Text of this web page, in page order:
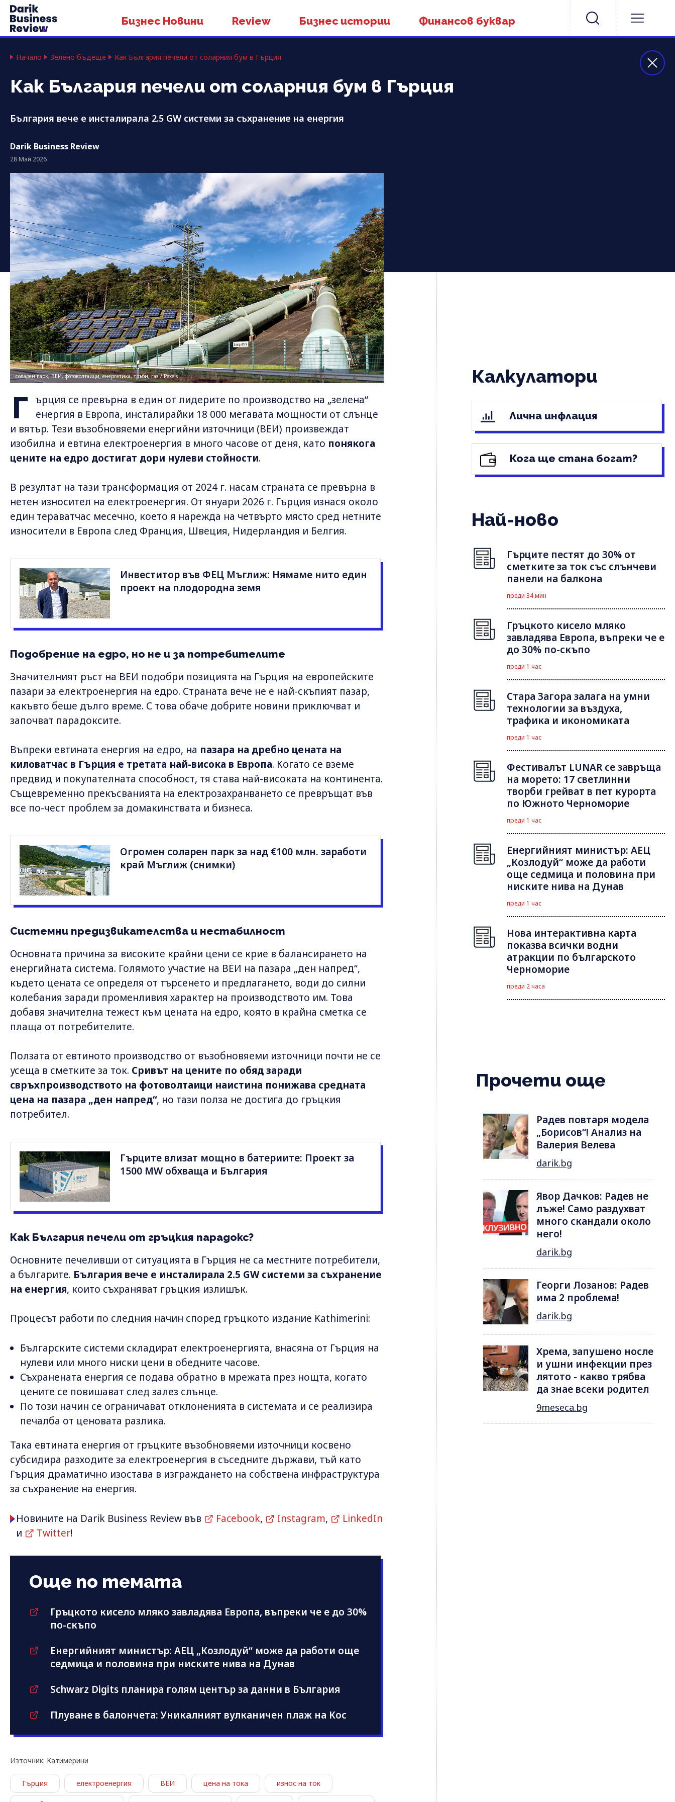
Бизнес Новини Review Бизнес истории Финансов буквар
Начало Зелено бъдеще Как България печели от соларния бум в Гърция
Как България печели от соларния бум в Гърция
България вече е инсталирала 2.5 GW системи за съхранение на енергия
Darik Business Review
28 Май 2026
соларен парк, ВЕИ, фотоволтаици, енергетика, тръби, газ / Pexels
Г
ърция се превърна в един от лидерите по производство на „зелена“
енергия в Европа, инсталирайки 18 000 мегавата мощности от слънце
и вятър. Тези възобновяеми енергийни източници (ВЕИ) произвеждат
изобилна и евтина електроенергия в много часове от деня, като понякога
цените на едро достигат дори нулеви стойности.
В резултат на тази трансформация от 2024 г. насам страната се превърна в
нетен износител на електроенергия. От януари 2026 г. Гърция изнася около
един тераватчас месечно, което я нарежда на четвърто място сред нетните
износители в Европа след Франция, Швеция, Нидерландия и Белгия.
Инвеститор във ФЕЦ Мъглиж: Нямаме нито един
проект на плодородна земя
Подобрение на едро, но не и за потребителите
Значителният ръст на ВЕИ подобри позицията на Гърция на европейските
пазари за електроенергия на едро. Страната вече не е най-скъпият пазар,
какъвто беше дълго време. С това обаче добрите новини приключват и
започват парадоксите.
Въпреки евтината енергия на едро, на пазара на дребно цената на
киловатчас в Гърция е третата най-висока в Европа. Когато се вземе
предвид и покупателната способност, тя става най-високата на континента.
Същевременно прекъсванията на електрозахранването се превръщат във
все по-чест проблем за домакинствата и бизнеса.
Огромен соларен парк за над €100 млн. заработи
край Мъглиж (снимки)
Системни предизвикателства и нестабилност
Основната причина за високите крайни цени се крие в балансирането на
енергийната система. Голямото участие на ВЕИ на пазара „ден напред“,
където цената се определя от търсенето и предлагането, води до силни
колебания заради променливия характер на производството им. Това
добавя значителна тежест към цената на едро, която в крайна сметка се
плаща от потребителите.
Ползата от евтиното производство от възобновяеми източници почти не се
усеща в сметките за ток. Сривът на цените по обяд заради
свръхпроизводството на фотоволтаици наистина понижава средната
цена на пазара „ден напред“, но тази полза не достига до гръцкия
потребител.
Гърците влизат мощно в батериите: Проект за
1500 MW обхваща и България
Как България печели от гръцкия парадокс?
Основните печеливши от ситуацията в Гърция не са местните потребители,
а българите. България вече е инсталирала 2.5 GW системи за съхранение
на енергия, които съхраняват гръцкия излишък.
Процесът работи по следния начин според гръцкото издание Kathimerini:
Българските системи складират електроенергията, внасяна от Гърция на
нулеви или много ниски цени в обедните часове.
Съхранената енергия се подава обратно в мрежата през нощта, когато
цените се повишават след залез слънце.
По този начин се ограничават отклоненията в системата и се реализира
печалба от ценовата разлика.
Така евтината енергия от гръцките възобновяеми източници косвено
субсидира разходите за електроенергия в съседните държави, тъй като
Гърция драматично изостава в изграждането на собствена инфраструктура
за съхранение на енергия.
Новините на Darik Business Review във Facebook, Instagram,
LinkedIn
и
Twitter!
Още по темата
Гръцкото кисело мляко завладява Европа, въпреки че е до 30%
по-скъпо
Енергийният министър: АЕЦ „Козлодуй“ може да работи още
седмица и половина при ниските нива на Дунав
Schwarz Digits планира голям център за данни в България
Плуване в балончета: Уникалният вулканичен плаж на Кос
Източник: Катимерини
Гърция електроенергия ВЕИ цена на тока износ на ток
Калкулатори
Лична инфлация
Кога ще стана богат?
Най-ново
Гърците пестят до 30% от
сметките за ток със слънчеви
панели на балкона
преди 34 мин
Гръцкото кисело мляко
завладява Европа, въпреки че е
до 30% по-скъпо
преди 1 час
Стара Загора залага на умни
технологии за въздуха,
трафика и икономиката
преди 1 час
Фестивалът LUNAR се завръща
на морето: 17 светлинни
творби грейват в пет курорта
по Южното Черноморие
преди 1 час
Енергийният министър: АЕЦ
„Козлодуй“ може да работи
още седмица и половина при
ниските нива на Дунав
преди 1 час
Нова интерактивна карта
показва всички водни
атракции по българското
Черноморие
преди 2 часа
Прочети още
Радев повтаря модела
„Борисов“! Анализ на
Валерия Велева
darik.bg
Явор Дачков: Радев не
лъже! Само раздухват
много скандали около
него!
darik.bg
Георги Лозанов: Радев
има 2 проблема!
darik.bg
Хрема, запушено носле
и ушни инфекции през
лятотo - какво трябва
да знае всеки родител
9meseca.bg